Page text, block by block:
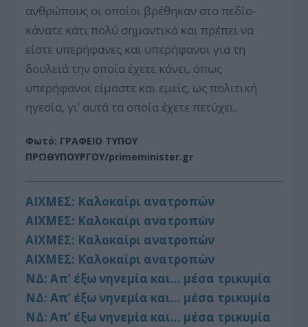
ανθρώπους οι οποίοι βρέθηκαν στο πεδίο-
κάνατε κάτι πολύ σημαντικό και πρέπει να
είστε υπερήφανες και υπερήφανοι για τη
δουλειά την οποία έχετε κάνει, όπως
υπερήφανοι είμαστε και εμείς, ως πολιτική
ηγεσία, γι’ αυτά τα οποία έχετε πετύχει.
Φωτό: ΓΡΑΦΕΙΟ ΤΥΠΟΥ
ΠΡΩΘΥΠΟΥΡΓΟΥ/primeminister.gr
ΑΙΧΜΕΣ: Καλοκαίρι ανατροπών
ΑΙΧΜΕΣ: Καλοκαίρι ανατροπών
ΑΙΧΜΕΣ: Καλοκαίρι ανατροπών
ΑΙΧΜΕΣ: Καλοκαίρι ανατροπών
ΝΔ: Απ’ έξω νηνεμία και… μέσα τρικυμία
ΝΔ: Απ’ έξω νηνεμία και… μέσα τρικυμία
ΝΔ: Απ’ έξω νηνεμία και… μέσα τρικυμία